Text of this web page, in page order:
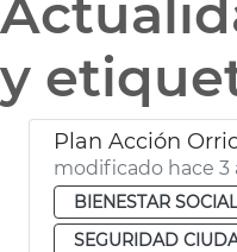
y
Plan Acción
modificado hace 3
BIENESTAR SOCIAL
SEGURIDAD